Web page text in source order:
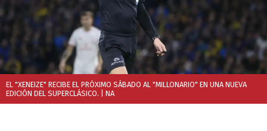
EL "XENEIZE" RECIBE EL PRÓXIMO SÁBADO AL "MILLONARIO" EN UNA NUEVA
EDICIÓN DEL SUPERCLÁSICO.
| NA